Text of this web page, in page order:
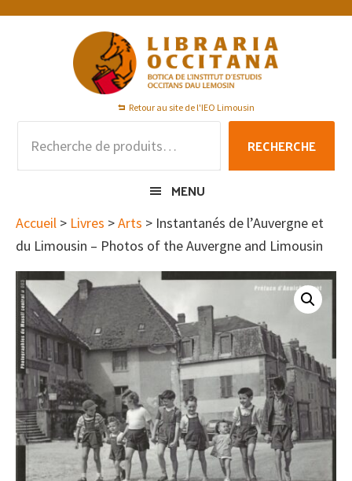
Passer
Passer
Passer
Retour au site de l'IEO Limousin
pour :
RECHERCHE
MENU
Accueil > Livres >Arts > Instantanés de l’Auvergne et
du Limousin – Photos of the Auvergne and Limousin